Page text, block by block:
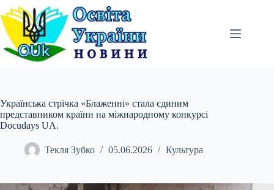
Перейти
до
вмісту
Українська стрічка «Блаженні» стала єдиним
представником країни на міжнародному конкурсі
Docudays UA.
Текля Зубко 05.06.2026 Культура